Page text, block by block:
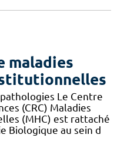
maladies
Le Centre
(CRC) Maladies
(MHC) est rattaché
Biologique au sein d